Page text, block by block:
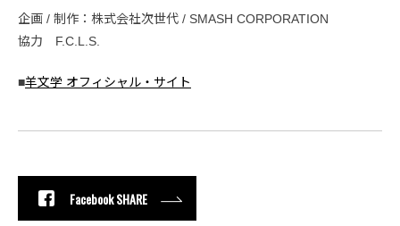
企画 / 制作：株式会社次世代 / SMASH CORPORATION
協力 F.C.L.S.
■羊文学 オフィシャル・サイト
Facebook SHARE